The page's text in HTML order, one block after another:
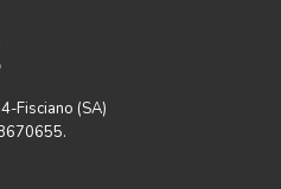
Fisciano (SA)